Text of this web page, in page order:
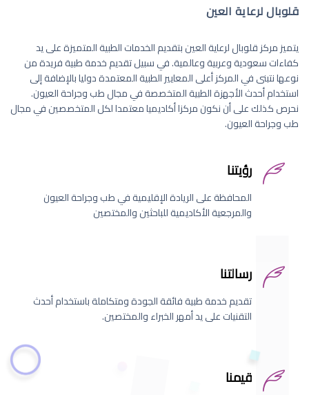
قلوبال لرعاية العين
يتميز مركز قلوبال لرعاية العين بتقديم الخدمات الطبية المتميزة على يد
كفاءات سعودية وعربية وعالمية. في سبيل تقديم خدمة طبية فريدة من
نوعها نتبنى في المركز أعلى المعايير الطبية المعتمدة دوليا بالإضافة إلى
استخدام أحدث الأجهزة الطبية المتخصصة في مجال طب وجراحة العيون.
نحرص كذلك على أن نكون مركزا أكاديميا معتمدا لكل المتخصصين في مجال
طب وجراحة العيون.
رؤيتنا
المحافظة على الريادة الإقليمية في طب وجراحة العيون
والمرجعية الأكاديمية للباحثين والمختصين
رسالتنا
تقديم خدمة طبية فائقة الجودة ومتكاملة باستخدام أحدث
التقنيات على يد أمهر الخبراء والمختصين.
قيمنا